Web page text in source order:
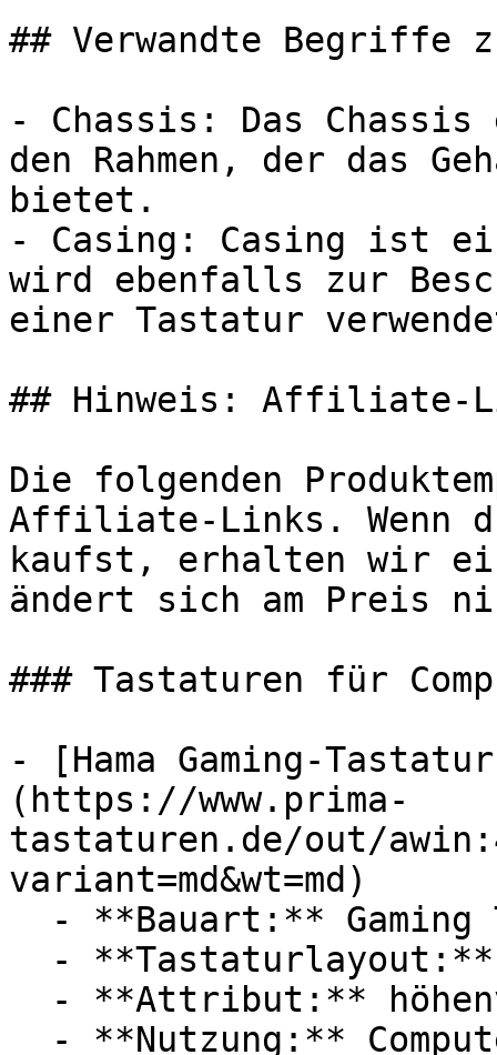
## Verwandte Begriffe
- Chassis: Das
den Rahmen, der das
bietet.
- Casing: Casing ist ein
wird ebenfalls zur
einer Tastatur
## Hinweis: Affiliate-
Die folgenden
Affiliate-Links. Wenn
kaufst, erhalten wir
ändert sich am Preis
### Tastaturen für
- [Hama Gaming-
(https://www.prima-
tastaturen.de/out/
variant=md&wt=md)